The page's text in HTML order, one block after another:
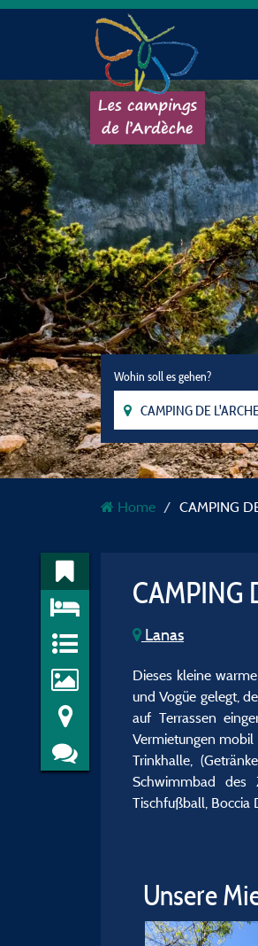
Wohin soll es gehen?
Home CAMPING
CAMPING
Lanas
Dieses kleine
und Vogüe gelegt,
auf Terrassen
Vermietungen
Trinkhalle,
Schwimmbad des
Tischfußball, Boccia
Unsere